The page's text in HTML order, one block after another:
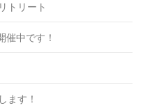
トリート
中です！
ます！